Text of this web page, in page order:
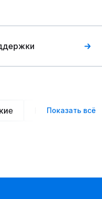
Нарядные
Показать всё